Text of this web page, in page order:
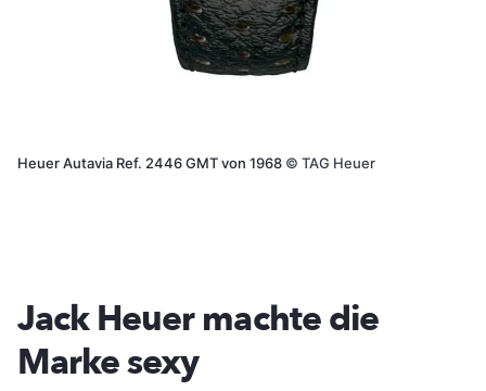
Heuer Autavia Ref. 2446 GMT von 1968 © TAG Heuer
Jack Heuer machte die
Marke sexy